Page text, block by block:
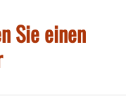
Sie einen